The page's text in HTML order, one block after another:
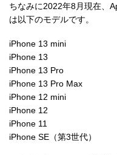
ちなみに2022年8月現在、
は以下のモデルです。
iPhone 13 mini
iPhone 13
iPhone 13 Pro
iPhone 13 Pro Max
iPhone 12 mini
iPhone 12
iPhone 11
iPhone SE（第3世代）